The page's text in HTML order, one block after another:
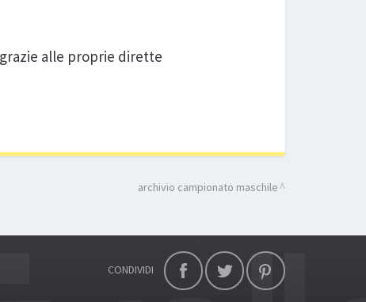
alle proprie dirette
archivio campionato maschile
CONDIVIDI